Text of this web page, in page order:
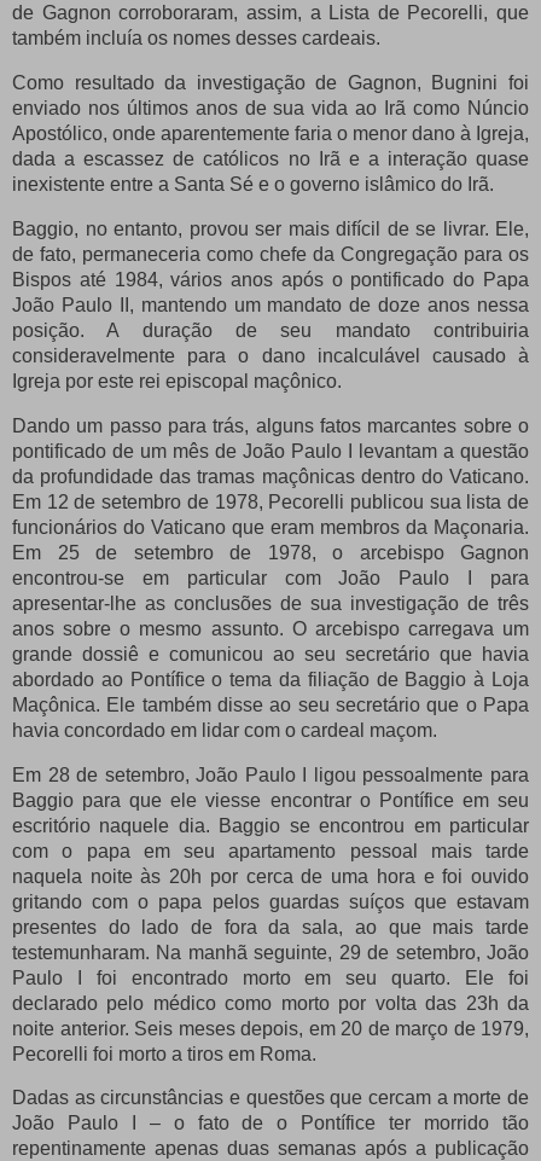
de Gagnon corroboraram, assim, a Lista de Pecorelli, que
também incluía os nomes desses cardeais.
Como resultado da investigação de Gagnon, Bugnini foi
enviado nos últimos anos de sua vida ao Irã como Núncio
Apostólico, onde aparentemente faria o menor dano à Igreja,
dada a escassez de católicos no Irã e a interação quase
inexistente entre a Santa Sé e o governo islâmico do Irã.
Baggio, no entanto, provou ser mais difícil de se livrar. Ele,
de fato, permaneceria como chefe da Congregação para os
Bispos até 1984, vários anos após o pontificado do Papa
João Paulo II, mantendo um mandato de doze anos nessa
posição.A duração de seu mandato contribuiria
consideravelmente para o dano incalculável causado à
Igreja por este rei episcopal maçônico.
Dando um passo para trás, alguns fatos marcantes sobre o
pontificado de um mês de João Paulo I levantam a questão
da profundidade das tramas maçônicas dentro do Vaticano.
Em 12 de setembro de 1978, Pecorelli publicou sua lista de
funcionários do Vaticano que eram membros da Maçonaria.
Em 25 de setembro de 1978, o arcebispo Gagnon
encontrou-se em particular com João Paulo I para
apresentar-lhe as conclusões de sua investigação de três
anos sobre o mesmo assunto. O arcebispo carregava um
grande dossiê e comunicou ao seu secretário que havia
abordado ao Pontífice o tema da filiação de Baggio à Loja
Maçônica. Ele também disse ao seu secretário que o Papa
havia concordado em lidar com o cardeal maçom.
Em 28 de setembro, João Paulo I ligou pessoalmente para
Baggio para que ele viesse encontrar o Pontífice em seu
escritório naquele dia.
Baggio se encontrou em particular
com o papa em seu apartamento pessoal mais tarde
naquela noite às 20h por cerca de uma hora e foi ouvido
gritando com o papa pelos guardas suíços que estavam
presentes do lado de fora da sala, ao que mais tarde
testemunharam. Na manhã seguinte, 29 de setembro, João
Paulo I foi encontrado morto em seu quarto.
Ele foi
declarado pelo médico como morto por volta das 23h da
noite anterior. Seis meses depois, em 20 de março de 1979,
Pecorelli foi morto a tiros em Roma.
Dadas as circunstâncias e questões que cercam a morte de
João Paulo I – o fato de o Pontífice ter morrido tão
repentinamente apenas duas semanas após a publicação